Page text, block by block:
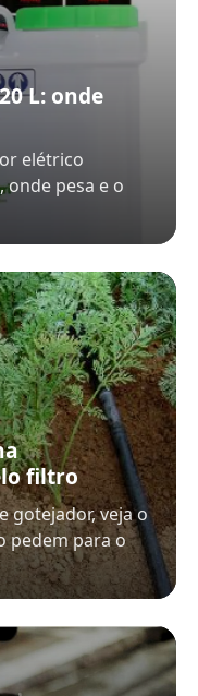
L: onde
elétrico
onde pesa e o
filtro
gotejador, veja o
pedem para o